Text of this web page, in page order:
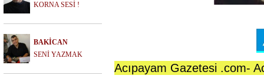
KORNA SESİ !
BAKİCAN
SENİ YAZMAK
Acıpayam Gazetesi .com-